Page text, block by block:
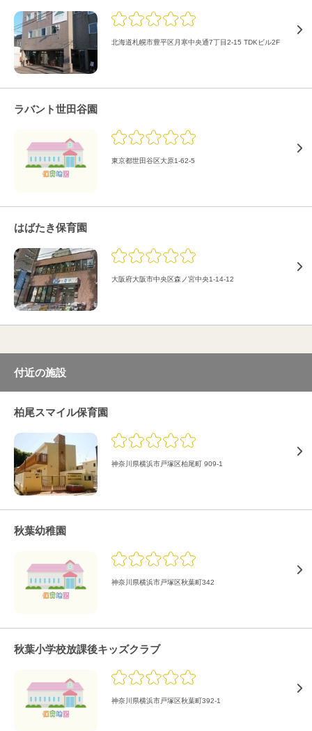
北海道札幌市豊平区月寒中央通7丁目2-15 TDKビル2F
ラバント世田谷園
東京都世田谷区大原1-62-5
はばたき保育園
大阪府大阪市中央区森ノ宮中央1-14-12
付近の施設
柏尾スマイル保育園
神奈川県横浜市戸塚区柏尾町 909-1
秋葉幼稚園
神奈川県横浜市戸塚区秋葉町342
秋葉小学校放課後キッズクラブ
神奈川県横浜市戸塚区秋葉町392-1